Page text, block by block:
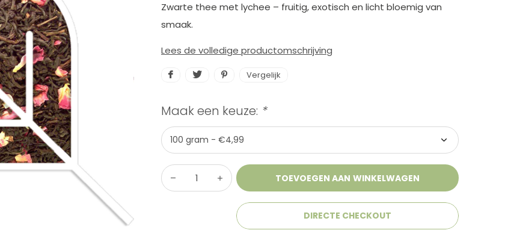
Zwarte thee met lychee – fruitig, exotisch en licht bloemig van
smaak.
Lees de volledige productomschrijving
Vergelijk
Maak een keuze: *
TOEVOEGEN AAN WINKELWAGEN
DIRECTE CHECKOUT